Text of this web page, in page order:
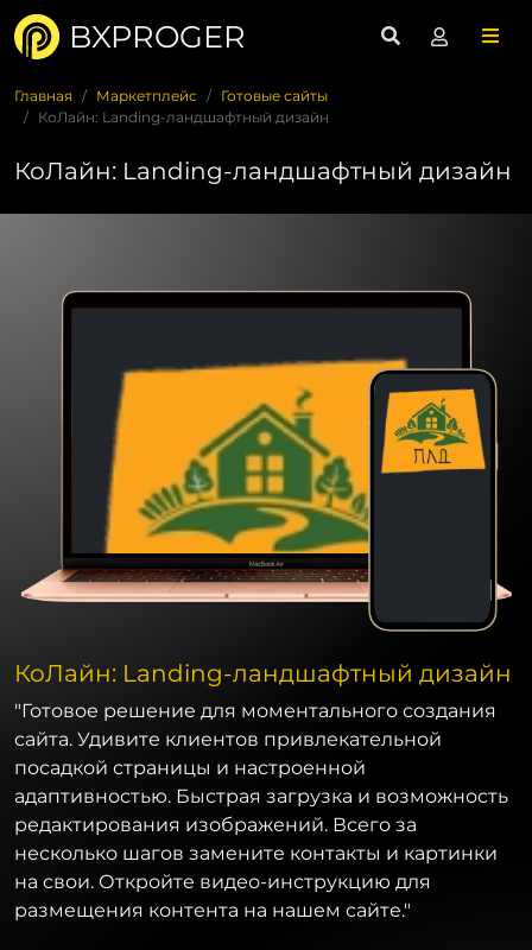
BXPROGER
Главная Маркетплейс
Готовые сайты
КоЛайн: Landing-ландшафтный дизайн
КоЛайн: Landing-ландшафтный дизайн
КоЛайн: Landing-ландшафтный дизайн
"Готовое решение для моментального создания
сайта. Удивите клиентов привлекательной
посадкой страницы и настроенной
адаптивностью. Быстрая загрузка и возможность
редактирования изображений. Всего за
несколько шагов замените контакты и картинки
на свои. Откройте видео-инструкцию для
размещения контента на нашем сайте."